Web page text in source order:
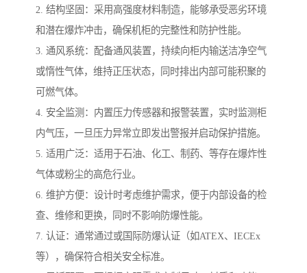
2. 结构坚固：采用高强度材料制造，能够承受恶劣环境
和潜在爆炸冲击，确保机柜的完整性和防护性能。
3. 通风系统：配备通风装置，持续向柜内输送洁净空气
或惰性气体，维持正压状态，同时排出内部可能积聚的
可燃气体。
4. 安全监测：内置压力传感器和报警装置，实时监测柜
内气压，一旦压力异常立即发出警报并启动保护措施。
5. 适用广泛：适用于石油、化工、制药、等存在爆炸性
气体或粉尘的高危行业。
6. 维护方便：设计时考虑维护需求，便于内部设备的检
查、维修和更换，同时不影响防爆性能。
7. 认证：通常通过或国际防爆认证（如ATEX、IECEx
等），确保符合相关安全标准。